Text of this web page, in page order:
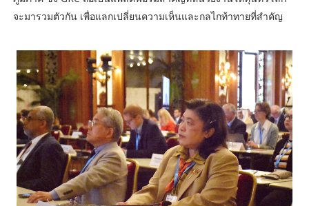
จะมารวมตัวกัน เพื่อแลกเปลี่ยนความเห็นและกลไกท้าทายที่สำคัญ